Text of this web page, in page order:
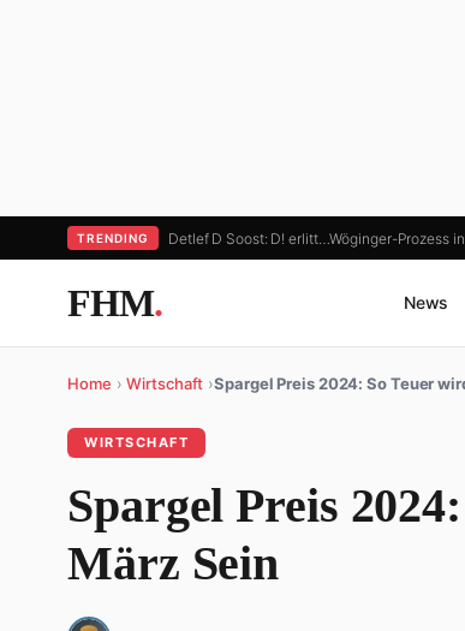
TRENDING Detlef D Soost: D! erlitt…Wöginger-Prozess
FHM. News
Home › Wirtschaft ›Spargel Preis 2024: So Teuer
WIRTSCHAFT
Spargel Preis
März Sein